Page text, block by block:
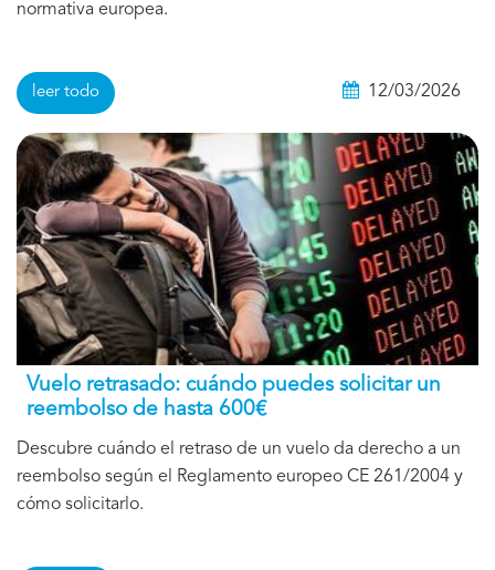
normativa europea.
leer todo 12/03/2026
Vuelo retrasado: cuándo puedes solicitar un
reembolso de hasta 600€
Descubre cuándo el retraso de un vuelo da derecho a un
reembolso según el Reglamento europeo CE 261/2004 y
cómo solicitarlo.